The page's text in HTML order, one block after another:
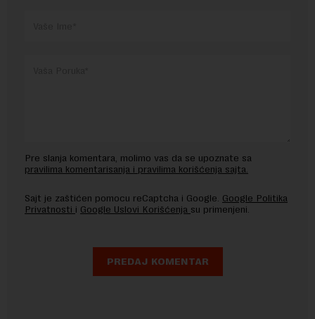
Pre slanja komentara, molimo vas da se upoznate sa
pravilima komentarisanja i pravilima korišćenja sajta.
Sajt je zaštićen pomocu reCaptcha i Google. Google Politika
Privatnosti i Google Uslovi Korišćenja su primenjeni.